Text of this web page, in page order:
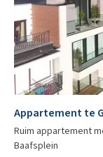
Appartement te
Ruim appartement
Baafsplein